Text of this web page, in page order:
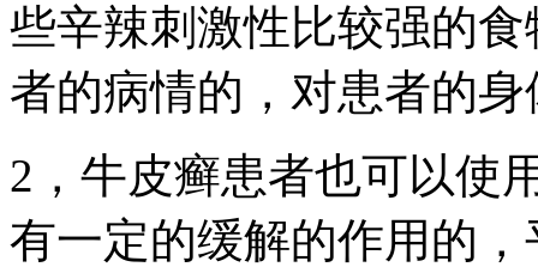
些辛辣刺激性比较强的
者的病情的，对患者的
2，牛皮癣患者也可以使
有一定的缓解的作用的